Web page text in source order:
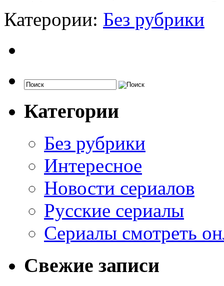
Катерории: Без рубрики
Категории
Без рубрики
Интересное
Новости сериалов
Русские сериалы
Сериалы смотреть
Свежие записи